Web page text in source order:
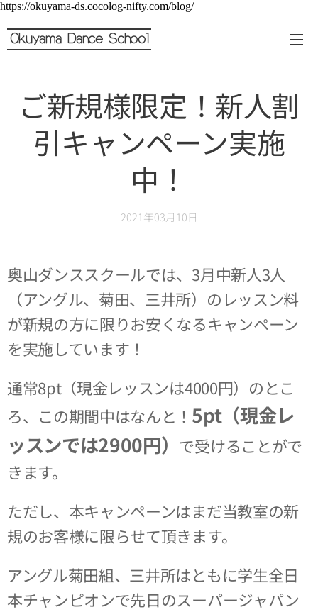
https://okuyama-ds.cocolog-nifty.com/blog/
Okuyama Dance School
ご新規様限定！新人割
引キャンペーン実施
中！
2021年03月10日
奥山ダンススクールでは、3月中新人3人
（アングル、菊田、三井所）のレッスン料
が新規の方に限りお安くなるキャンペーン
を実施しています！
通常8pt（現金レッスンは4000円）のとこ
ろ、この期間中はなんと！ 5pt（現金レ
ッスンでは2900円） で受けることがで
きます。
ただし、本キャンペーンはまだ当教室の新
規のお客様に限らせて頂きます。
アングル菊田組、三井所はともに学生全日
本チャンピオンで先日のスーパージャパン